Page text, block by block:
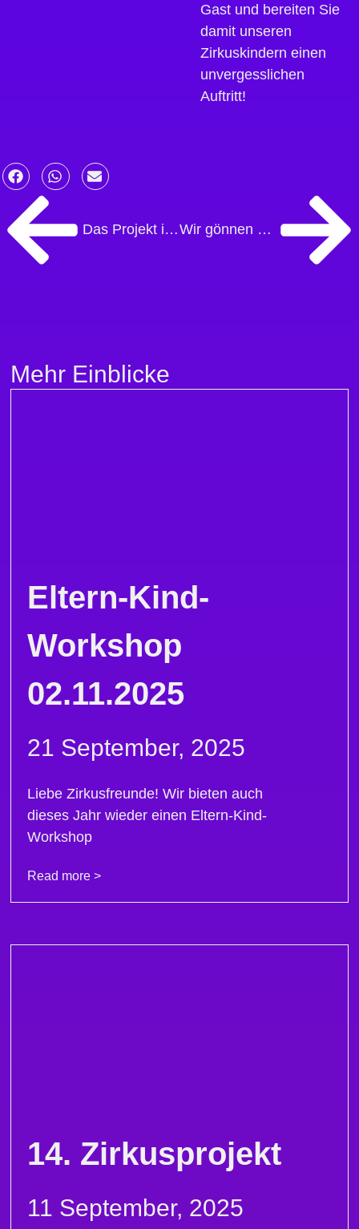
Gast und bereiten Sie
damit unseren
Zirkuskindern einen
unvergesslichen
Auftritt!
Das Projekt ist voll! Wir gönnen uns eine Pause!
Mehr Einblicke
Eltern-Kind-
Workshop
02.11.2025
21 September, 2025
Liebe Zirkusfreunde! Wir bieten auch
dieses Jahr wieder einen Eltern-Kind-
Workshop
Read more >
14. Zirkusprojekt
11 September, 2025